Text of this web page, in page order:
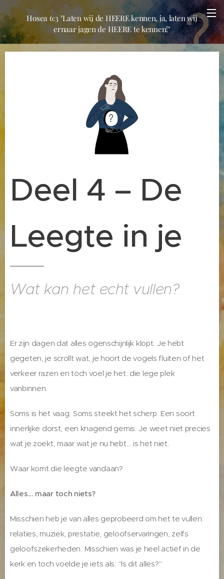
Hosea 6:3 "Laten wij de HEERE kennen, ja, laten wij
ernaar jagen de HEERE te kennen!"
Deel 4 – De
Leegte in je
Wat kan het echt vullen?
Er zijn dagen dat alles ogenschijnlijk klopt. Je hebt
gegeten, je scrollt wat, je hoort de vogels fluiten of het
verkeer razen en toch voel je het: die lege plek
vanbinnen.
Soms is het vaag. Soms steekt het scherp. Een soort
innerlijke dorst, een knagend gemis. Je weet niet precies
wat je zoekt, maar wat je nu hebt… is het niet.
Waar komt die leegte vandaan?
Alles… maar toch niets?
Misschien heb je van alles geprobeerd om het te vullen:
relaties, muziek, prestatie, geloofservaringen, zelfs
geloofszekerheden. Misschien was je heel actief in de
kerk en toch voelde je iets als: "Is dit alles?"